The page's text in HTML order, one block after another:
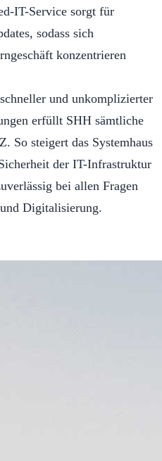
IT-Service sorgt für
sodass sich
konzentrieren
und unkomplizierter
erfüllt SHH sämtliche
So steigert das Systemhaus
der IT-Infrastruktur
bei allen Fragen
Digitalisierung.